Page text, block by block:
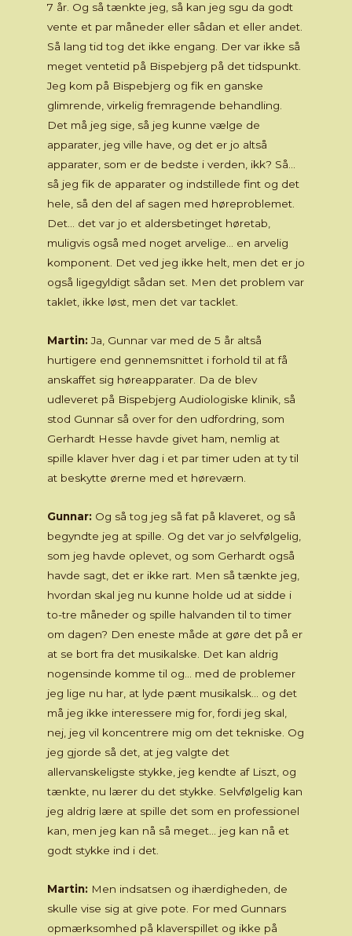
7 år. Og så tænkte jeg, så kan jeg sgu da godt
vente et par måneder eller sådan et eller andet.
Så lang tid tog det ikke engang. Der var ikke så
meget ventetid på Bispebjerg på det tidspunkt.
Jeg kom på Bispebjerg og fik en ganske
glimrende, virkelig fremragende behandling.
Det må jeg sige, så jeg kunne vælge de
apparater, jeg ville have, og det er jo altså
apparater, som er de bedste i verden, ikk? Så…
så jeg fik de apparater og indstillede fint og det
hele, så den del af sagen med høreproblemet.
Det… det var jo et aldersbetinget høretab,
muligvis også med noget arvelige… en arvelig
komponent. Det ved jeg ikke helt, men det er jo
også ligegyldigt sådan set. Men det problem var
taklet, ikke løst, men det var tacklet.
Martin:Ja, Gunnar var med de 5 år altså
hurtigere end gennemsnittet i forhold til at få
anskaffet sig høreapparater. Da de blev
udleveret på Bispebjerg Audiologiske klinik, så
stod Gunnar så over for den udfordring, som
Gerhardt Hesse havde givet ham, nemlig at
spille klaver hver dag i et par timer uden at ty til
at beskytte ørerne med et høreværn.
Gunnar: Og så tog jeg så fat på klaveret, og så
begyndte jeg at spille. Og det var jo selvfølgelig,
som jeg havde oplevet, og som Gerhardt også
havde sagt, det er ikke rart. Men så tænkte jeg,
hvordan skal jeg nu kunne holde ud at sidde i
to-tre måneder og spille halvanden til to timer
om dagen? Den eneste måde at gøre det på er
at se bort fra det musikalske. Det kan aldrig
nogensinde komme til og… med de problemer
jeg lige nu har, at lyde pænt musikalsk… og det
må jeg ikke interessere mig for, fordi jeg skal,
nej, jeg vil koncentrere mig om det tekniske. Og
jeg gjorde så det, at jeg valgte det
allervanskeligste stykke, jeg kendte af Liszt, og
tænkte, nu lærer du det stykke. Selvfølgelig kan
jeg aldrig lære at spille det som en professionel
kan, men jeg kan nå så meget… jeg kan nå et
godt stykke ind i det.
Martin: Men indsatsen og ihærdigheden, de
skulle vise sig at give pote. For med Gunnars
opmærksomhed på klaverspillet og ikke på